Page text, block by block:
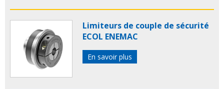
Limiteurs de couple de sécurité
ECOL ENEMAC
En savoir plus